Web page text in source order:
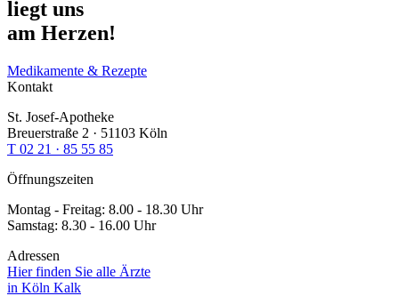
liegt uns
am Herzen!
Medikamente & Rezepte
Kontakt
St. Josef-Apotheke
Breuerstraße 2 · 51103 Köln
T 02 21 · 85 55 85
Öffnungszeiten
Montag - Freitag: 8.00 - 18.30 Uhr
Samstag: 8.30 - 16.00 Uhr
Adressen
Hier finden Sie alle Ärzte
in Köln Kalk